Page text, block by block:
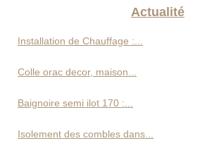
Actualité
Installation de Chauffage :...
Colle orac decor, maison...
Baignoire semi ilot 170 :...
Isolement des combles dans...